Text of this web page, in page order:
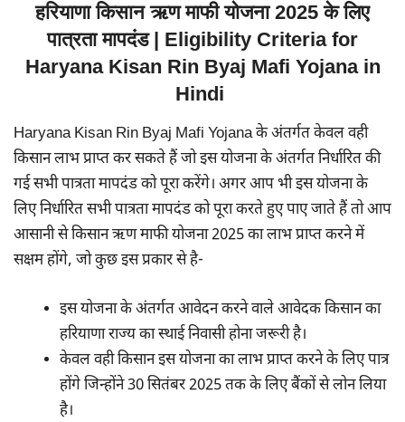
हरियाणा किसान ऋण माफी योजना 2025 के लिए
पात्रता मापदंड | Eligibility Criteria for
Haryana Kisan Rin Byaj Mafi Yojana in
Hindi
Haryana Kisan Rin Byaj Mafi Yojana के अंतर्गत केवल वही
किसान लाभ प्राप्त कर सकते हैं जो इस योजना के अंतर्गत निर्धारित की
गई सभी पात्रता मापदंड को पूरा करेंगे। अगर आप भी इस योजना के
लिए निर्धारित सभी पात्रता मापदंड को पूरा करते हुए पाए जाते हैं तो आप
आसानी से किसान ऋण माफी योजना 2025 का लाभ प्राप्त करने में
सक्षम होंगे, जो कुछ इस प्रकार से है-
इस योजना के अंतर्गत आवेदन करने वाले आवेदक किसान का
हरियाणा राज्य का स्थाई निवासी होना जरूरी है।
केवल वही किसान इस योजना का लाभ प्राप्त करने के लिए पात्र
होंगे जिन्होंने 30 सितंबर 2025 तक के लिए बैंकों से लोन लिया
है।